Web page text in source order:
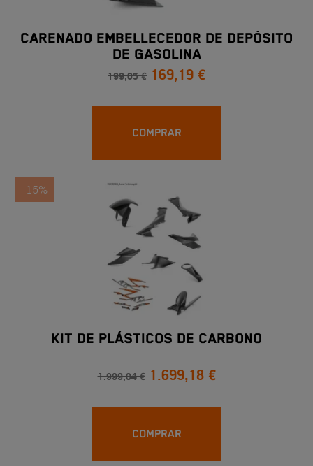
CARENADO EMBELLECEDOR DE DEPÓSITO
DE GASOLINA
199,05 € 169,19 €
COMPRAR
-15%
KIT DE PLÁSTICOS DE CARBONO
1.999,04 € 1.699,18 €
COMPRAR